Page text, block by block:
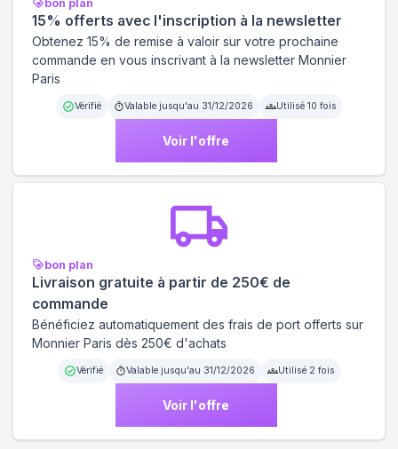
bon plan
15% offerts avec l'inscription à la newsletter
Obtenez 15% de remise à valoir sur votre prochaine
commande en vous inscrivant à la newsletter Monnier
Paris
Vérifié Valable jusqu'au 31/12/2026 Utilisé 10 fois
Voir l'offre
bon plan
Livraison gratuite à partir de 250€ de
commande
Bénéficiez automatiquement des frais de port offerts sur
Monnier Paris dès 250€ d'achats
Vérifié Valable jusqu'au 31/12/2026 Utilisé 2 fois
Voir l'offre